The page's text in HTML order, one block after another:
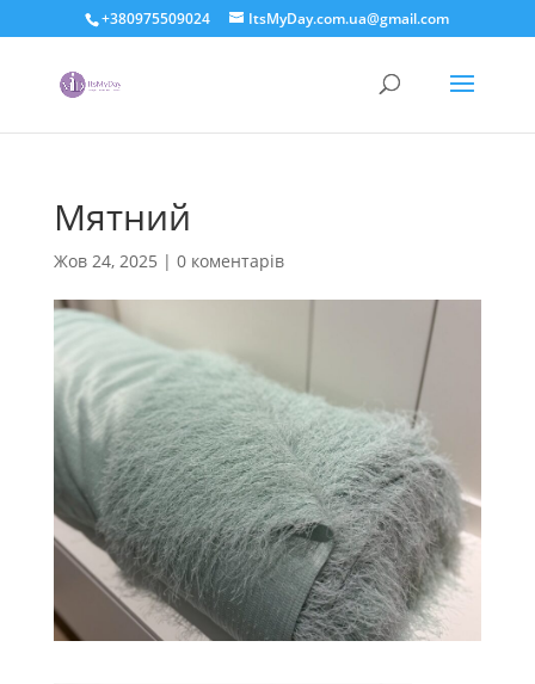
+380975509024 ItsMyDay.com.ua@gmail.com
Мятний
Жов 24, 2025 | 0 коментарів